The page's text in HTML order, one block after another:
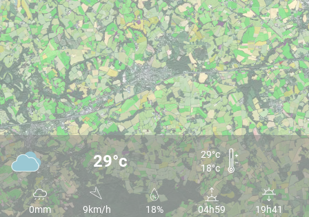
29°c
29°c
18°c
0mm 9km/h 18% 04h59 19h41